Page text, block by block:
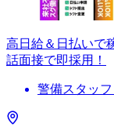
高日給＆日払いで
話面接で即採用！
警備スタッフ